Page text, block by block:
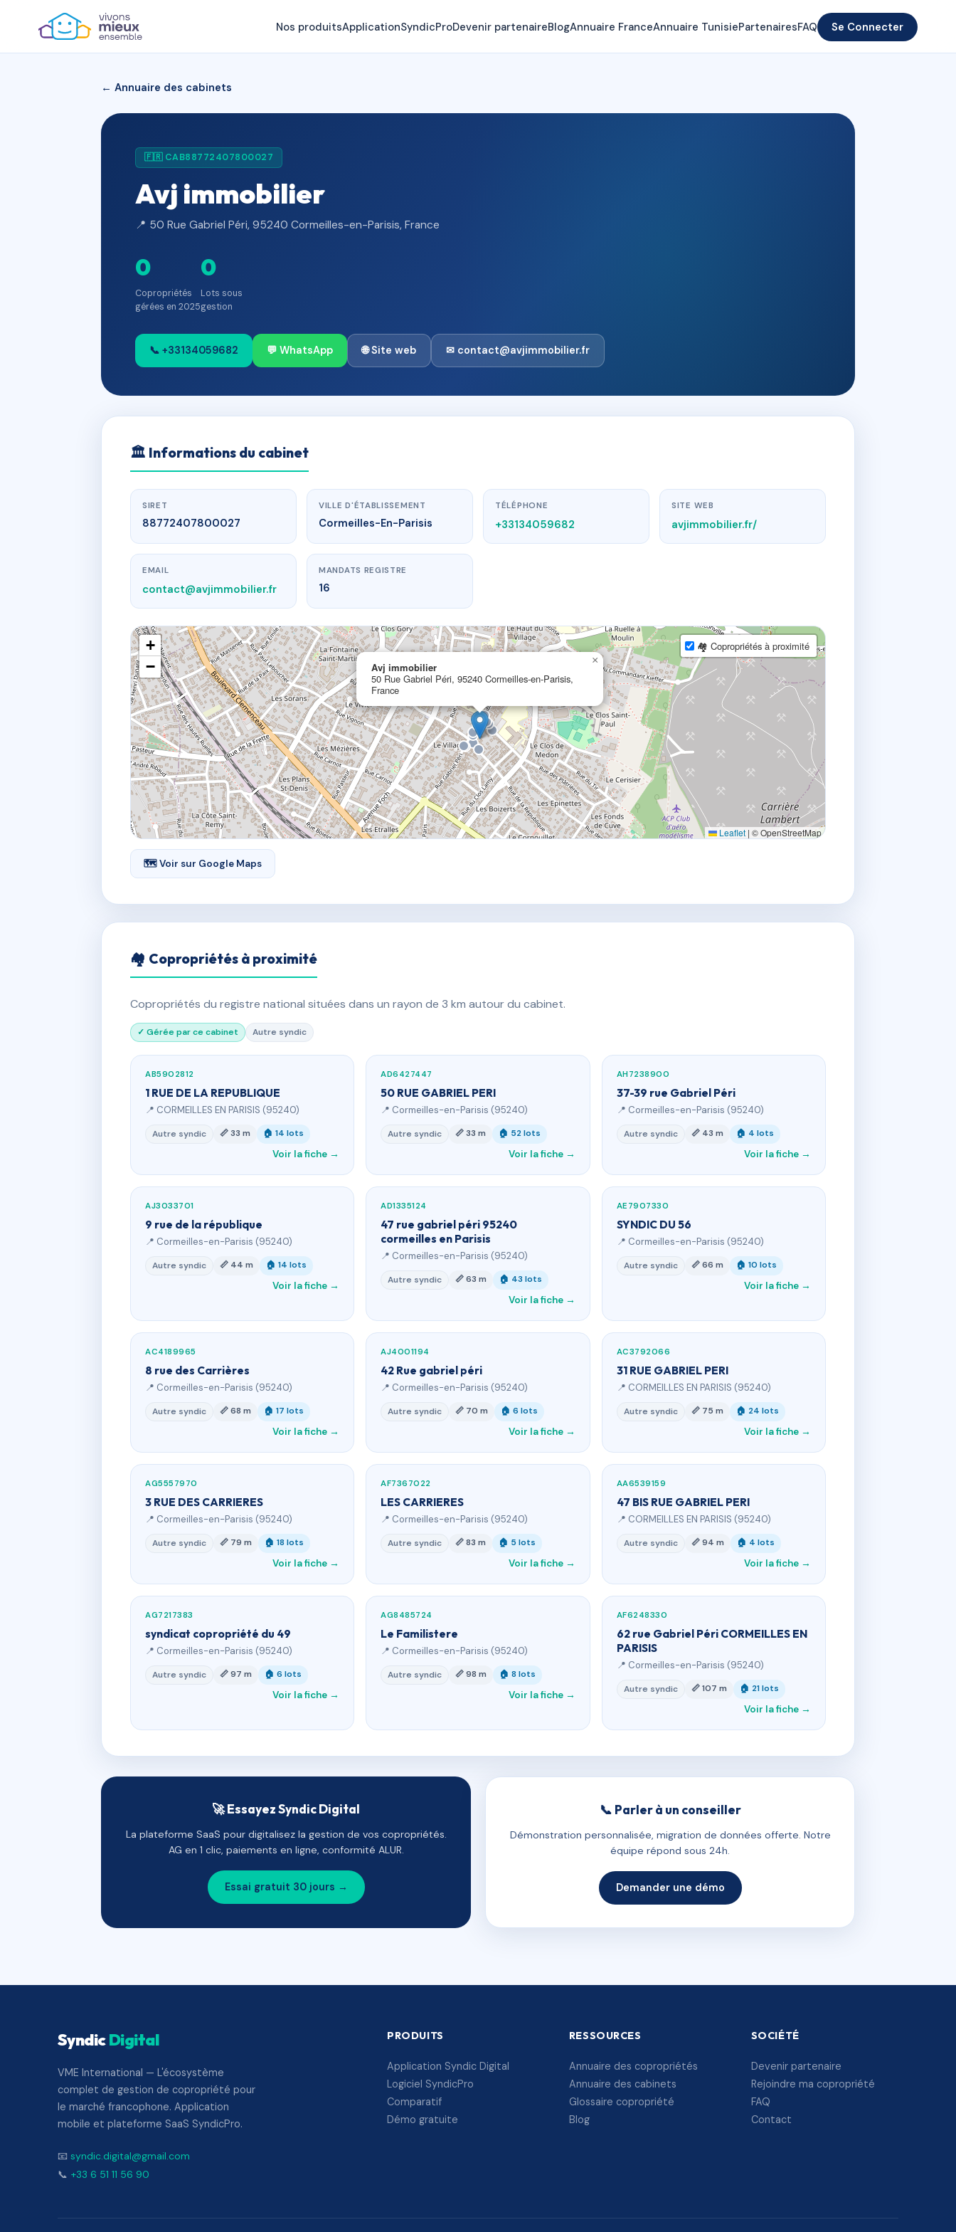
Nos produitsApplicationSyndicProDevenir partenaireBlogAnnuaire FranceAnnuaire TunisiePartenairesFAQ Se Connecter
← Annuaire des cabinets
🇫🇷 CAB88772407800027
Avj immobilier
📍 50 Rue Gabriel Péri, 95240 Cormeilles-en-Parisis, France
0
Copropriétés
gérées en 2025
0
Lots sous
gestion
📞 +33134059682 💬 WhatsApp 🌐 Site web ✉ contact@avjimmobilier.fr
🏛 Informations du cabinet
SIRET
88772407800027
VILLE D'ÉTABLISSEMENT
Cormeilles-En-Parisis
TÉLÉPHONE
+33134059682
SITE WEB
avjimmobilier.fr/
EMAIL
contact@avjimmobilier.fr
MANDATS REGISTRE
16
Avj immobilier
50 Rue Gabriel Péri, 95240 Cormeilles-en-Parisis,
France
×
+
−
🏘 Copropriétés à proximité
Leaflet | © OpenStreetMap
🗺 Voir sur Google Maps
🏘 Copropriétés à proximité
Copropriétés du registre national situées dans un rayon de 3 km autour du cabinet.
✓ Gérée par ce cabinet Autre syndic
AB5902812
1 RUE DE LA REPUBLIQUE
📍 CORMEILLES EN PARISIS (95240)
Autre syndic 📏 33 m 🏠 14 lots
Voir la fiche →
AD6427447
50 RUE GABRIEL PERI
📍 Cormeilles-en-Parisis (95240)
Autre syndic 📏 33 m 🏠 52 lots
Voir la fiche →
AH7238900
37-39 rue Gabriel Péri
📍 Cormeilles-en-Parisis (95240)
Autre syndic 📏 43 m 🏠 4 lots
Voir la fiche →
AJ3033701
9 rue de la république
📍 Cormeilles-en-Parisis (95240)
Autre syndic 📏 44 m 🏠 14 lots
Voir la fiche →
AD1335124
47 rue gabriel péri 95240
cormeilles en Parisis
📍 Cormeilles-en-Parisis (95240)
Autre syndic 📏 63 m 🏠 43 lots
Voir la fiche →
AE7907330
SYNDIC DU 56
📍 Cormeilles-en-Parisis (95240)
Autre syndic 📏 66 m 🏠 10 lots
Voir la fiche →
AC4189965
8 rue des Carrières
📍 Cormeilles-en-Parisis (95240)
Autre syndic 📏 68 m 🏠 17 lots
Voir la fiche →
AJ4001194
42 Rue gabriel péri
📍 Cormeilles-en-Parisis (95240)
Autre syndic 📏 70 m 🏠 6 lots
Voir la fiche →
AC3792066
31 RUE GABRIEL PERI
📍 CORMEILLES EN PARISIS (95240)
Autre syndic 📏 75 m 🏠 24 lots
Voir la fiche →
AG5557970
3 RUE DES CARRIERES
📍 Cormeilles-en-Parisis (95240)
Autre syndic 📏 79 m 🏠 18 lots
Voir la fiche →
AF7367022
LES CARRIERES
📍 Cormeilles-en-Parisis (95240)
Autre syndic 📏 83 m 🏠 5 lots
Voir la fiche →
AA6539159
47 BIS RUE GABRIEL PERI
📍 CORMEILLES EN PARISIS (95240)
Autre syndic 📏 94 m 🏠 4 lots
Voir la fiche →
AG7217383
syndicat copropriété du 49
📍 Cormeilles-en-Parisis (95240)
Autre syndic 📏 97 m 🏠 6 lots
Voir la fiche →
AG8485724
Le Familistere
📍 Cormeilles-en-Parisis (95240)
Autre syndic 📏 98 m 🏠 8 lots
Voir la fiche →
AF6248330
62 rue Gabriel Péri CORMEILLES EN
PARISIS
📍 Cormeilles-en-Parisis (95240)
Autre syndic 📏 107 m 🏠 21 lots
Voir la fiche →
🚀 Essayez Syndic Digital
La plateforme SaaS pour digitalisez la gestion de vos copropriétés.
AG en 1 clic, paiements en ligne, conformité ALUR.
Essai gratuit 30 jours →
📞 Parler à un conseiller
Démonstration personnalisée, migration de données offerte. Notre
équipe répond sous 24h.
Demander une démo
SyndicDigital
VME International — L'écosystème
complet de gestion de copropriété pour
le marché francophone. Application
mobile et plateforme SaaS SyndicPro.
📧 syndic.digital@gmail.com
📞 +33 6 51 11 56 90
PRODUITS
Application Syndic Digital
Logiciel SyndicPro
Comparatif
Démo gratuite
RESSOURCES
Annuaire des copropriétés
Annuaire des cabinets
Glossaire copropriété
Blog
SOCIÉTÉ
Devenir partenaire
Rejoindre ma copropriété
FAQ
Contact